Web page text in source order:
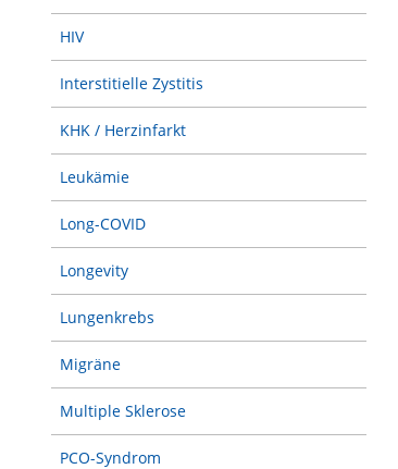
HIV
Interstitielle Zystitis
KHK / Herzinfarkt
Leukämie
Long-COVID
Longevity
Lungenkrebs
Migräne
Multiple Sklerose
PCO-Syndrom